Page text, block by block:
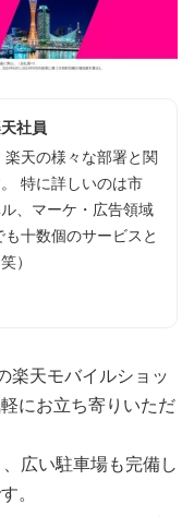
社員
天の様々な部署と関
特に詳しいのは市
、マーケ・広告領域
十数個のサービスと
）
楽天モバイルショッ
にお立ち寄りいただ
広い駐車場も完備し
。